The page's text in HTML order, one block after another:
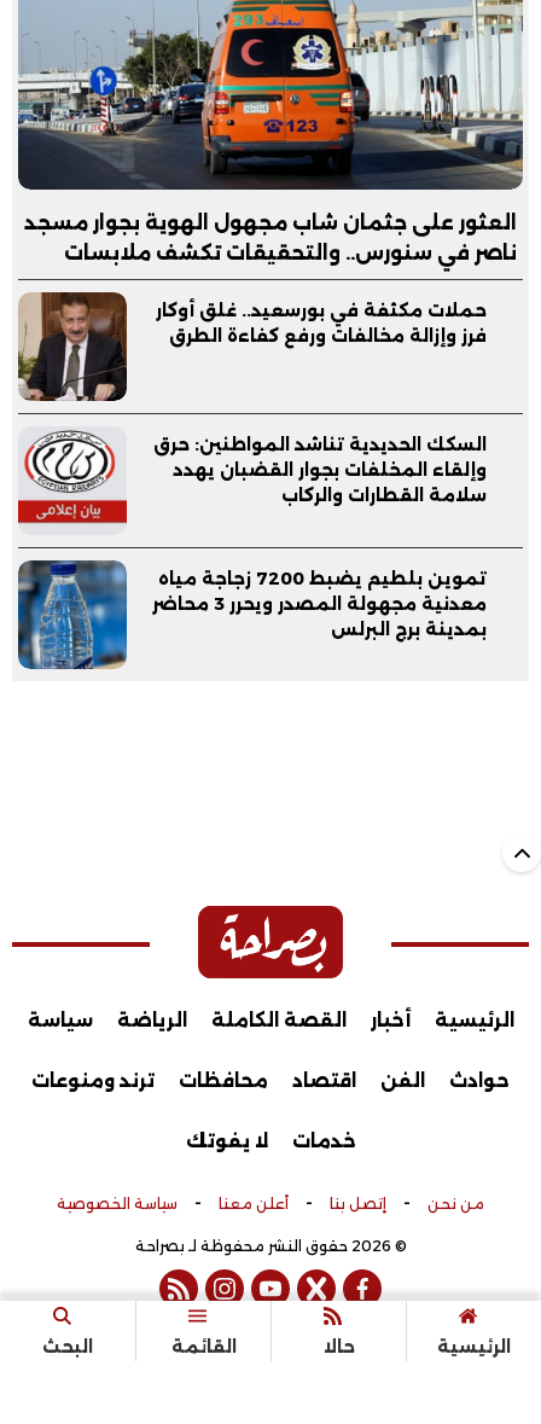
الرئيسية حالا القائمة البحث
العثور على جثمان شاب مجهول الهوية بجوار مسجد
ناصر في سنورس.. والتحقيقات تكشف ملابسات
الواقعة
حملات مكثفة في بورسعيد.. غلق أوكار
فرز وإزالة مخالفات ورفع كفاءة الطرق
السكك الحديدية تناشد المواطنين: حرق
وإلقاء المخلفات بجوار القضبان يهدد
سلامة القطارات والركاب
تموين بلطيم يضبط 7200 زجاجة مياه
معدنية مجهولة المصدر ويحرر 3 محاضر
بمدينة برج البرلس
الرئيسية أخبار القصة الكاملة الرياضة سياسة
حوادث الفن اقتصاد محافظات ترند ومنوعات
خدمات لا يفوتك
من نحن - إتصل بنا - أعلن معنا - سياسة الخصوصية
© 2026 حقوق النشر محفوظة لـ بصراحة
facebook
twitter
youtube
instagram
rss feed
تم التطوير بواسطة